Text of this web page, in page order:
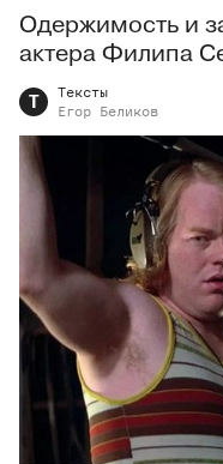
Одержимость и
актера Филипа
Т
Тексты
Егор
Беликов